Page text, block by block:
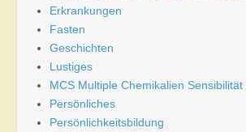
Erkrankungen
Fasten
Geschichten
Lustiges
MCS Multiple Chemikalien Sensibilität
Persönliches
Persönlichkeitsbildung